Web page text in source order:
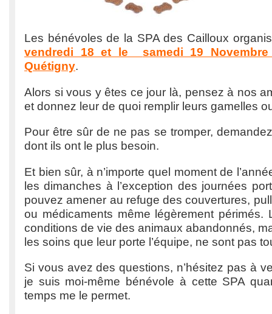
Les bénévoles de la SPA des Cailloux
vendredi 18 et le samedi 19
Quétigny.
Alors si vous y êtes ce jour là, pensez à nos
et donnez leur de quoi remplir leurs gamelles
Pour être sûr de ne pas se tromper,
dont ils ont le plus besoin.
Et bien sûr, à n’importe quel moment de
les dimanches à l’exception des journées
pouvez amener au refuge des couvertures,
ou médicaments même légèrement périmés.
conditions de vie des animaux abandonnés,
les soins que leur porte l’équipe, ne sont pas
Si vous avez des questions, n’hésitez pas à
je suis moi-même bénévole à cette SPA
temps me le permet.